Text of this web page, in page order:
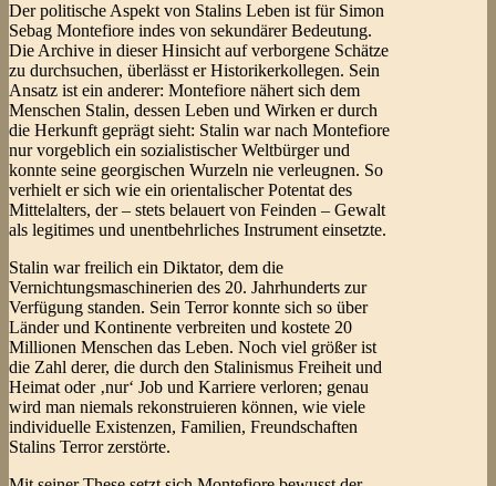
Der politische Aspekt von Stalins Leben ist für Simon
Sebag Montefiore indes von sekundärer Bedeutung.
Die Archive in dieser Hinsicht auf verborgene Schätze
zu durchsuchen, überlässt er Historikerkollegen. Sein
Ansatz ist ein anderer: Montefiore nähert sich dem
Menschen Stalin, dessen Leben und Wirken er durch
die Herkunft geprägt sieht: Stalin war nach Montefiore
nur vorgeblich ein sozialistischer Weltbürger und
konnte seine georgischen Wurzeln nie verleugnen. So
verhielt er sich wie ein orientalischer Potentat des
Mittelalters, der – stets belauert von Feinden – Gewalt
als legitimes und unentbehrliches Instrument einsetzte.
Stalin war freilich ein Diktator, dem die
Vernichtungsmaschinerien des 20. Jahrhunderts zur
Verfügung standen. Sein Terror konnte sich so über
Länder und Kontinente verbreiten und kostete 20
Millionen Menschen das Leben. Noch viel größer ist
die Zahl derer, die durch den Stalinismus Freiheit und
Heimat oder ‚nur‘ Job und Karriere verloren; genau
wird man niemals rekonstruieren können, wie viele
individuelle Existenzen, Familien, Freundschaften
Stalins Terror zerstörte.